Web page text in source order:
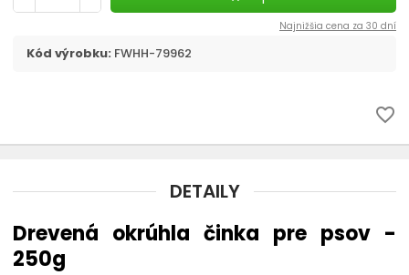
Flexi, Amigo - vodítko samonavíjacie chevron_right
Vodítka
chevron_right
Strojčeky na strihanie
Kozmetika a hygiena
Najnižšia cena za 30 dní
Kód výrobku: FWHH-79962
favorite_border
DETAILY
Drevená okrúhla činka pre psov -
250g